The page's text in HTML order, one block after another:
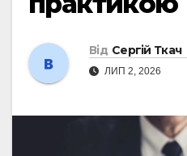
Від Сергій Ткач
ЛИП 2, 2026